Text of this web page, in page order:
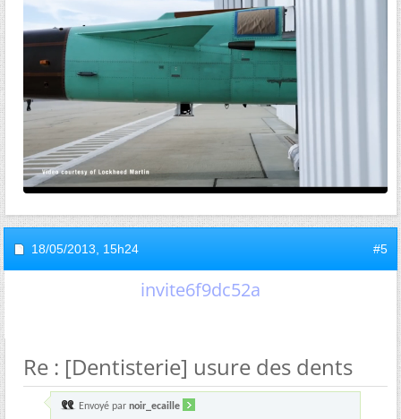
18/05/2013, 15h24 #5
invite6f9dc52a
Re : [Dentisterie] usure des dents
Envoyé par noir_ecaille